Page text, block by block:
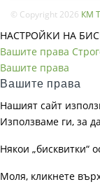
© Copyright 2026 КМ
НАСТРОЙКИ НА
Вашите права
Вашите права
Вашите права
Нашият сайт
Използваме ги, за
Някои „бисквитки“
Моля, кликнете